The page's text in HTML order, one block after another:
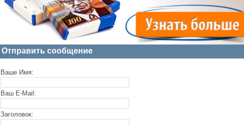
Отправить сообщение
Ваше Имя:
Ваш E-Mail:
Заголовок: